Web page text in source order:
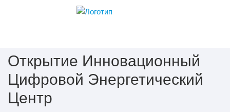
Открытие Инновационный
Цифровой Энергетический
Центр